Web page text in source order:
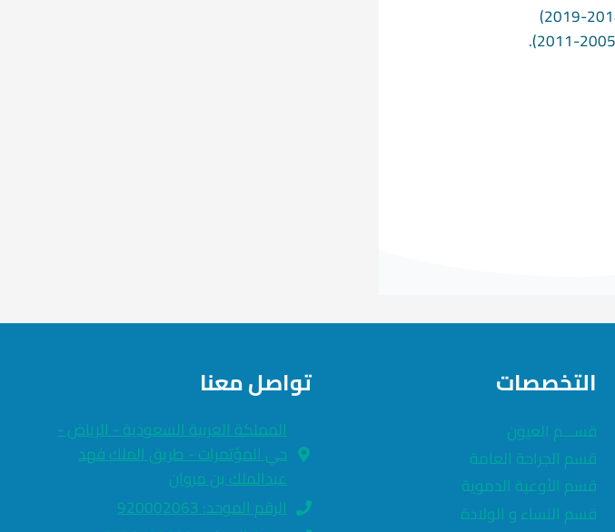
.
التخصصات
قســـم العيون
قسم الجراحة العامة
قسم الأوعية الدموية
قسم النساء و الولادة
تواصل معنا
المملكة العربية السعودية - الرياض -
حي المؤتمرات - طريق الملك فهد
عبدالملك بن مروان
الرقم الموحد: 920002063